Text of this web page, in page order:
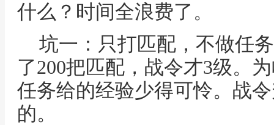
什么？时间全浪费了。
坑一：只打匹配，不做任
了200把匹配，战令才3级。
任务给的经验少得可怜。战
的。